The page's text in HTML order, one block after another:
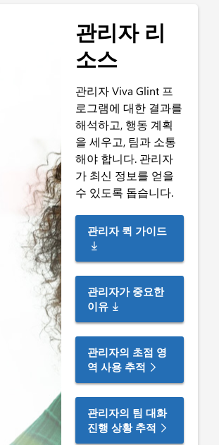
관리자 리
소스
관리자Viva Glint 프
로그램에 대한 결과를
해석하고, 행동 계획
을 세우고, 팀과 소통
해야 합니다. 관리자
가 최신 정보를 얻을
수 있도록 돕습니다.
관리자 퀵 가이드
관리자가 중요한
이유
관리자의 초점 영
역 사용 추적
관리자의 팀 대화
진행 상황 추적